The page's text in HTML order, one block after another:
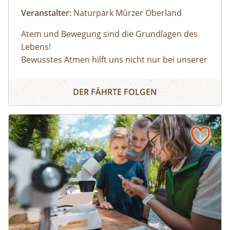
Veranstalter: Naturpark Mürzer Oberland
Atem und Bewegung sind die Grundlagen des
Lebens!
Bewusstes Atmen hilft uns nicht nur bei unserer
herausfordernden Situationen oder bei
körperlicher Anstrengung. Wir lernen durch
bewusst zu beeinflussen.
Atemlos - Losatmen
DER FÄHRTE FOLGEN